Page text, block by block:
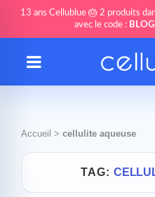
13 ans Cellublue 🎂 2 produits
avec le code :
Accueil > cellulite aqueuse
TAG: